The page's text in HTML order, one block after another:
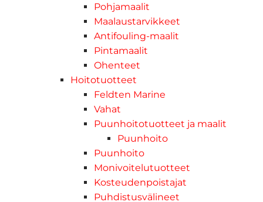
Pohjamaalit
Maalaustarvikkeet
Antifouling-maalit
Pintamaalit
Ohenteet
Hoitotuotteet
Feldten Marine
Vahat
Puunhoitotuotteet ja maalit
Puunhoito
Puunhoito
Monivoitelutuotteet
Kosteudenpoistajat
Puhdistusvälineet